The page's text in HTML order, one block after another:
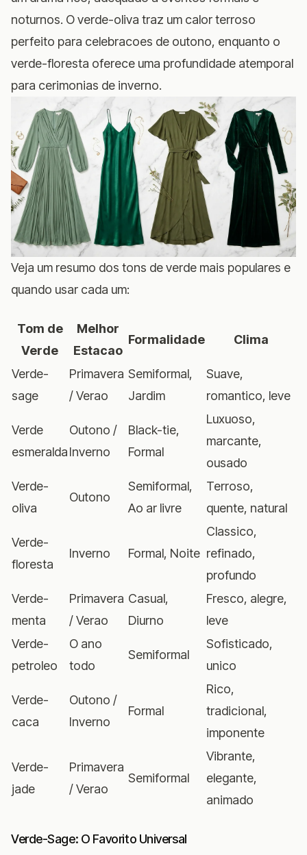
noturnos. O verde-oliva traz um calor terroso
perfeito para celebracoes de outono, enquanto o
verde-floresta oferece uma profundidade atemporal
para cerimonias de inverno.
Veja um resumo dos tons de verde mais populares e
quando usar cada um:
Tom de
Verde
Melhor
Estacao
Formalidade Clima
Verde-
sage
Primavera
/ Verao
Semiformal,
Jardim
Suave,
romantico, leve
Verde
esmeralda
Outono /
Inverno
Black-tie,
Formal
Luxuoso,
marcante,
ousado
Verde-
oliva
Outono
Semiformal,
Ao ar livre
Terroso,
quente, natural
Verde-
floresta
Inverno Formal, Noite
Classico,
refinado,
profundo
Verde-
menta
Primavera
/ Verao
Casual,
Diurno
Fresco, alegre,
leve
Verde-
petroleo
O ano
todo
Semiformal
Sofisticado,
unico
Verde-
caca
Outono /
Inverno
Formal
Rico,
tradicional,
imponente
Verde-
jade
Primavera
/ Verao
Semiformal
Vibrante,
elegante,
animado
Verde-Sage: O Favorito Universal